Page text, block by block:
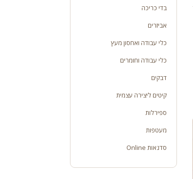
בדי כריכה
אביזרים
כלי עבודה ואחסון מעץ
כלי עבודה וחומרים
דבקים
קיטים ליצירה עצמית
ספירלות
מעטפות
סדנאות Online